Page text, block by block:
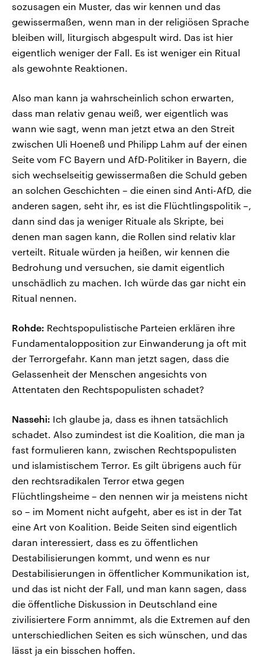
sozusagen ein Muster, das wir kennen und das
gewissermaßen, wenn man in der religiösen Sprache
bleiben will, liturgisch abgespult wird. Das ist hier
eigentlich weniger der Fall. Es ist weniger ein Ritual
als gewohnte Reaktionen.
Also man kann ja wahrscheinlich schon erwarten,
dass man relativ genau weiß, wer eigentlich was
wann wie sagt, wenn man jetzt etwa an den Streit
zwischen Uli Hoeneß und Philipp Lahm auf der einen
Seite vom FC Bayern und AfD-Politiker in Bayern, die
sich wechselseitig gewissermaßen die Schuld geben
an solchen Geschichten – die einen sind Anti-AfD, die
anderen sagen, seht ihr, es ist die Flüchtlingspolitik –,
dann sind das ja weniger Rituale als Skripte, bei
denen man sagen kann, die Rollen sind relativ klar
verteilt. Rituale würden ja heißen, wir kennen die
Bedrohung und versuchen, sie damit eigentlich
unschädlich zu machen. Ich würde das gar nicht ein
Ritual nennen.
Rohde: Rechtspopulistische Parteien erklären ihre
Fundamentalopposition zur Einwanderung ja oft mit
der Terrorgefahr. Kann man jetzt sagen, dass die
Gelassenheit der Menschen angesichts von
Attentaten den Rechtspopulisten schadet?
Nassehi: Ich glaube ja, dass es ihnen tatsächlich
schadet. Also zumindest ist die Koalition, die man ja
fast formulieren kann, zwischen Rechtspopulisten
und islamistischem Terror. Es gilt übrigens auch für
den rechtsradikalen Terror etwa gegen
Flüchtlingsheime – den nennen wir ja meistens nicht
so – im Moment nicht aufgeht, aber es ist in der Tat
eine Art von Koalition. Beide Seiten sind eigentlich
daran interessiert, dass es zu öffentlichen
Destabilisierungen kommt, und wenn es nur
Destabilisierungen in öffentlicher Kommunikation ist,
und das ist nicht der Fall, und man kann sagen, dass
die öffentliche Diskussion in Deutschland eine
zivilisiertere Form annimmt, als die Extremen auf den
unterschiedlichen Seiten es sich wünschen, und das
lässt ja ein bisschen hoffen.